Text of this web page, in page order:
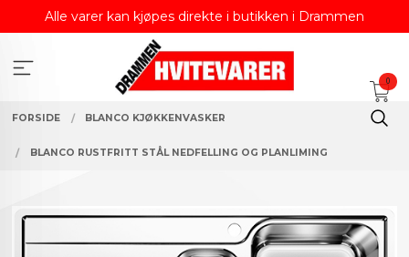
Alle varer kan kjøpes direkte i butikken i Drammen
0
FORSIDE BLANCO KJØKKENVASKER
BLANCO RUSTFRITT STÅL NEDFELLING OG PLANLIMING